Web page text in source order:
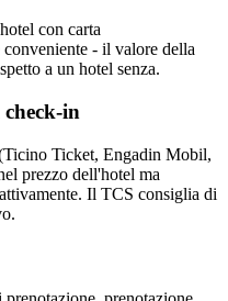
con carta
- il valore della
a un hotel senza.
in
Ticket, Engadin Mobil,
prezzo dell'hotel ma
Il TCS consiglia di